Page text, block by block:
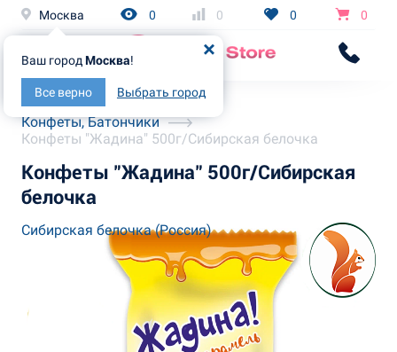
Москва
Ваш город Москва!
Все верно Выбрать город
0 0 0 0
Главная
Каталог
Конфеты, Батончики
Конфеты "Жадина" 500г/Сибирская белочка
Конфеты "Жадина" 500г/Сибирская
белочка
Сибирская белочка (Россия)